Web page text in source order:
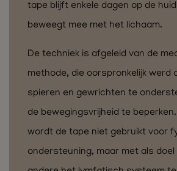
tape blijft enkele dagen op de
beweegt mee met het lichaam.
De techniek is afgeleid van de
methode, die oorspronkelijk werd
spieren en gewrichten te
de bewegingsvrijheid te
wordt de tape niet gebruikt voor
ondersteuning, maar met als doel